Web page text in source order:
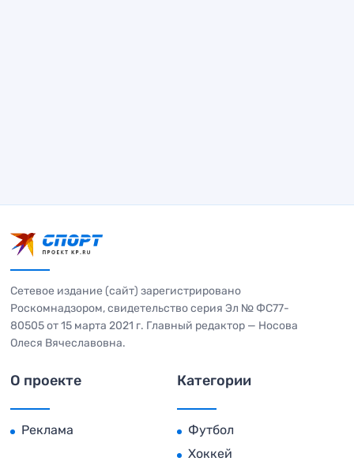
Сетевое издание (сайт) зарегистрировано
Роскомнадзором, свидетельство серия Эл № ФС77-
80505 от 15 марта 2021 г. Главный редактор — Носова
Олеся Вячеславовна.
О проекте
Реклама
Категории
Футбол
Хоккей